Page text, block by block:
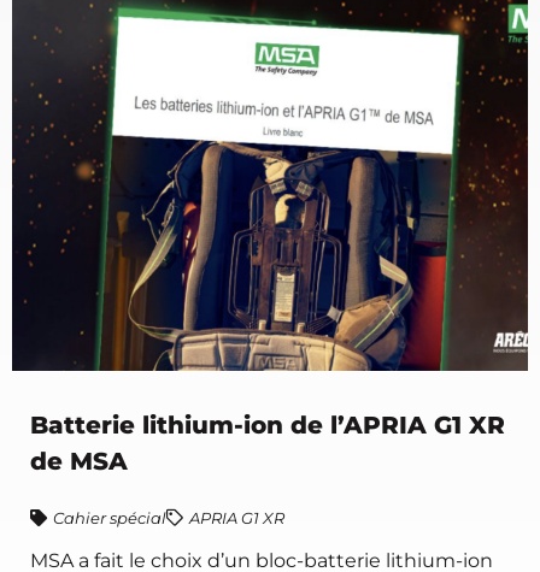
Batterie lithium-ion de l’APRIA G1 XR
de MSA
Cahier spécial APRIA G1 XR
MSA a fait le choix d’un bloc-batterie lithium-ion